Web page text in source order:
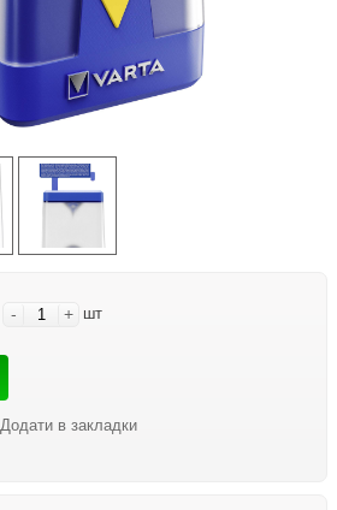
- + шт
Додати в закладки